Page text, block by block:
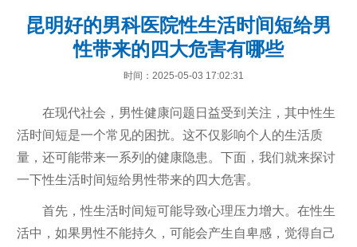
昆明好的男科医院性生活时间短给男
性带来的四大危害有哪些
时间：2025-05-03 17:02:31
在现代社会，男性健康问题日益受到关注，其中性生
活时间短是一个常见的困扰。这不仅影响个人的生活质
量，还可能带来一系列的健康隐患。下面，我们就来探讨
一下性生活时间短给男性带来的四大危害。
首先，性生活时间短可能导致心理压力增大。在性生
活中，如果男性不能持久，可能会产生自卑感，觉得自己